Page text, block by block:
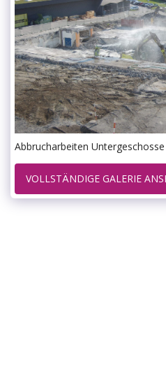
Abbrucharbeiten Untergeschosse
VOLLSTÄNDIGE GALERIE